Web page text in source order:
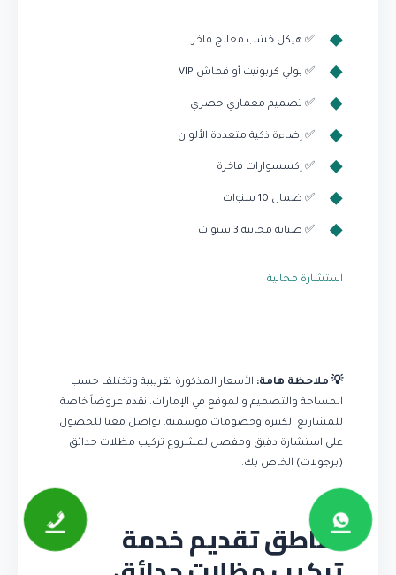
✅ هيكل خشب معالج فاخر
✅ بولي كربونيت أو قماش VIP
✅ تصميم معماري حصري
✅ إضاءة ذكية متعددة الألوان
✅ إكسسوارات فاخرة
✅ ضمان 10 سنوات
✅ صيانة مجانية 3 سنوات
استشارة مجانية
💡 ملاحظة هامة: الأسعار المذكورة تقريبية وتختلف حسب
المساحة والتصميم والموقع في الإمارات. نقدم عروضاً خاصة
للمشاريع الكبيرة وخصومات موسمية. تواصل معنا للحصول
على استشارة دقيق ومفصل لمشروع تركيب مظلات حدائق
(برجولات) الخاص بك.
مناطق تقديم خدمة